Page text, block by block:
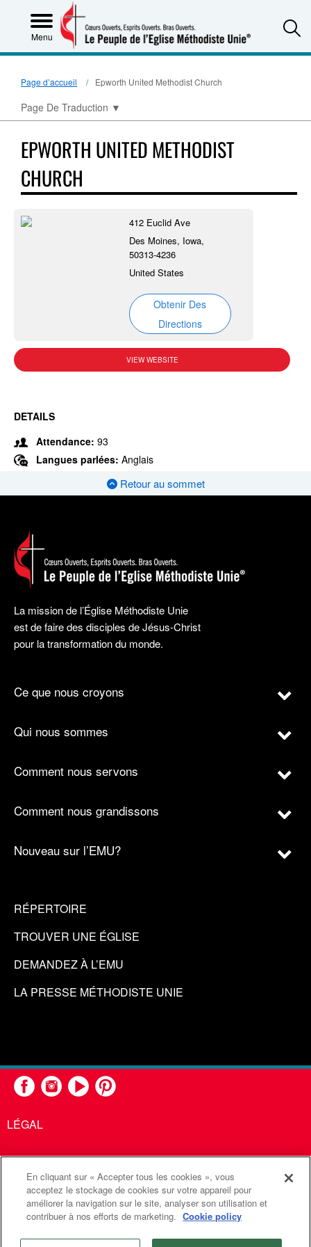
Menu
Page d’accueil Epworth United Methodist Church
Page De Traduction ▼
EPWORTH UNITED METHODIST
CHURCH
412 Euclid Ave
Des Moines, Iowa,
50313-4236
United States
Obtenir Des
Directions
VIEW WEBSITE
DETAILS
Attendance: 93
Langues parlées: Anglais
Retour au sommet
La mission de l’Église Méthodiste Unie
est de faire des disciples de Jésus-Christ
pour la transformation du monde.
Ce que nous croyons
Qui nous sommes
Comment nous servons
Comment nous grandissons
Nouveau sur l’EMU?
RÉPERTOIRE
TROUVER UNE ÉGLISE
DEMANDEZ À L’EMU
LA PRESSE MÉTHODISTE UNIE
LÉGAL
United Methodist Communications est une agence de l'Église
Méthodiste Unie
Communications Méthodistes Unies. Tous droits
réservés
En cliquant sur « Accepter tous les cookies », vous
acceptez le stockage de cookies sur votre appareil pour
améliorer la navigation sur le site, analyser son utilisation et
contribuer à nos efforts de marketing. Cookie policy